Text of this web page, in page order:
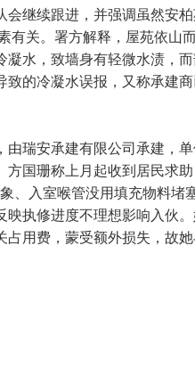
会继续跟进，并强调虽然安
有关。署方解释，屋苑依山
凝水，致墙身有轻微水渍，
致的冷凝水误报，又称承建
瑞安承建有限公司承建，
方国珊称上月起收到居民求
、入室喉管没用填充物料堵
映执修进度不理想影响入伙
占用费，蒙受额外损失，故